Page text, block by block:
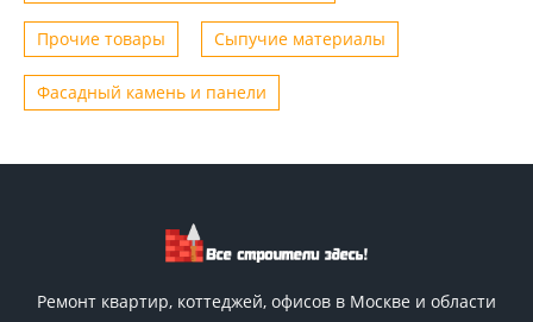
Прочие товары Сыпучие материалы
Фасадный камень и панели
Ремонт квартир, коттеджей, офисов в Москве и области